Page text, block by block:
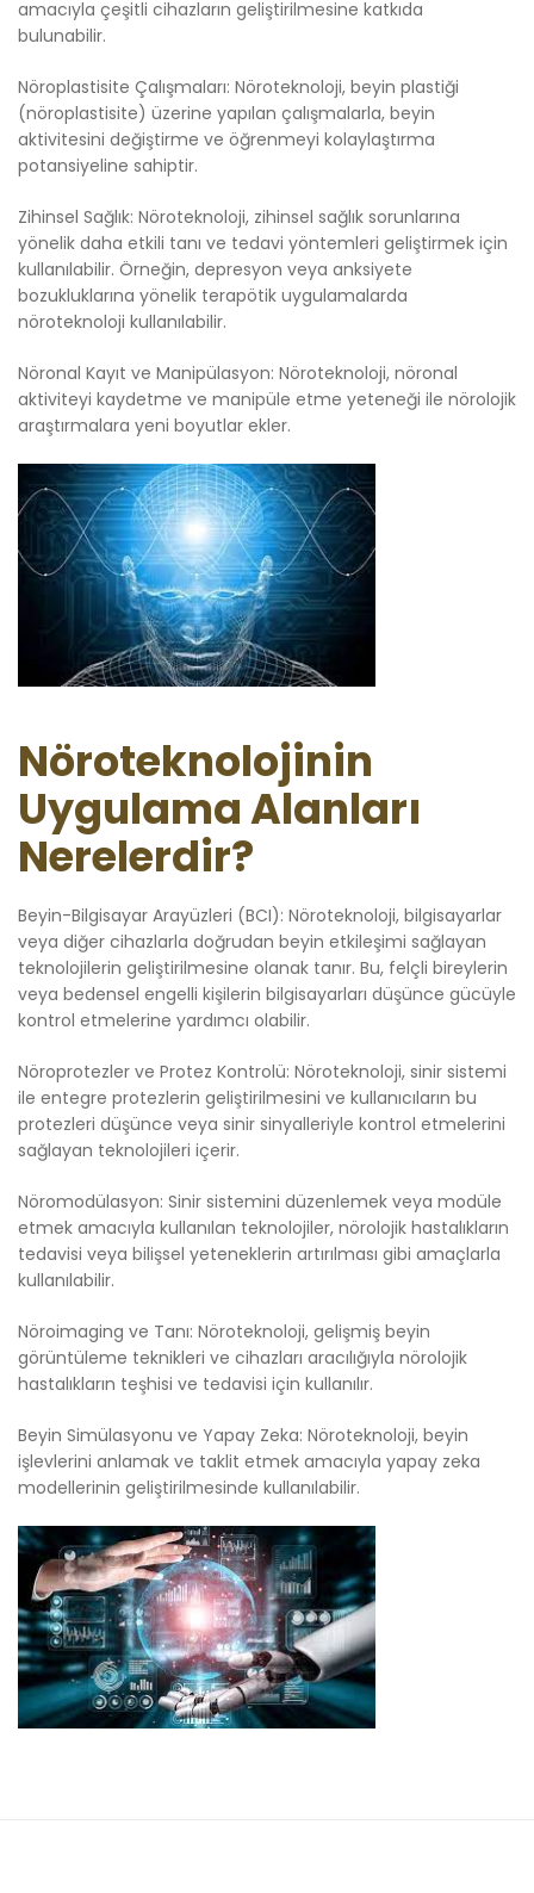
amacıyla çeşitli cihazların geliştirilmesine katkıda
bulunabilir.
Nöroplastisite Çalışmaları: Nöroteknoloji, beyin plastiği
(nöroplastisite) üzerine yapılan çalışmalarla, beyin
aktivitesini değiştirme ve öğrenmeyi kolaylaştırma
potansiyeline sahiptir.
Zihinsel Sağlık: Nöroteknoloji, zihinsel sağlık sorunlarına
yönelik daha etkili tanı ve tedavi yöntemleri geliştirmek için
kullanılabilir. Örneğin, depresyon veya anksiyete
bozukluklarına yönelik terapötik uygulamalarda
nöroteknoloji kullanılabilir.
Nöronal Kayıt ve Manipülasyon: Nöroteknoloji, nöronal
aktiviteyi kaydetme ve manipüle etme yeteneği ile nörolojik
araştırmalara yeni boyutlar ekler.
Nöroteknolojinin
Uygulama Alanları
Nerelerdir?
Beyin-Bilgisayar Arayüzleri (BCI): Nöroteknoloji, bilgisayarlar
veya diğer cihazlarla doğrudan beyin etkileşimi sağlayan
teknolojilerin geliştirilmesine olanak tanır. Bu, felçli bireylerin
veya bedensel engelli kişilerin bilgisayarları düşünce gücüyle
kontrol etmelerine yardımcı olabilir.
Nöroprotezler ve Protez Kontrolü: Nöroteknoloji, sinir sistemi
ile entegre protezlerin geliştirilmesini ve kullanıcıların bu
protezleri düşünce veya sinir sinyalleriyle kontrol etmelerini
sağlayan teknolojileri içerir.
Nöromodülasyon: Sinir sistemini düzenlemek veya modüle
etmek amacıyla kullanılan teknolojiler, nörolojik hastalıkların
tedavisi veya bilişsel yeteneklerin artırılması gibi amaçlarla
kullanılabilir.
Nöroimaging ve Tanı: Nöroteknoloji, gelişmiş beyin
görüntüleme teknikleri ve cihazları aracılığıyla nörolojik
hastalıkların teşhisi ve tedavisi için kullanılır.
Beyin Simülasyonu ve Yapay Zeka: Nöroteknoloji, beyin
işlevlerini anlamak ve taklit etmek amacıyla yapay zeka
modellerinin geliştirilmesinde kullanılabilir.